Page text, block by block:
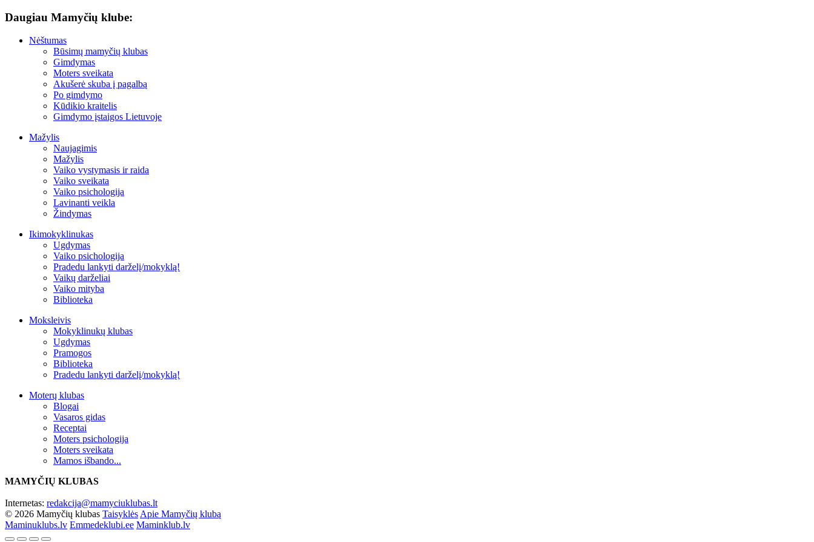
Daugiau Mamyčių klube:
Nėštumas
Būsimų mamyčių klubas
Gimdymas
Moters sveikata
Akušerė skuba į pagalbą
Po gimdymo
Kūdikio kraitelis
Gimdymo įstaigos Lietuvoje
Mažylis
Naujagimis
Mažylis
Vaiko vystymasis ir raida
Vaiko sveikata
Vaiko psichologija
Lavinanti veikla
Žindymas
Ikimokyklinukas
Ugdymas
Vaiko psichologija
Pradedu lankyti darželį/mokyklą!
Vaikų darželiai
Vaiko mityba
Biblioteka
Moksleivis
Mokyklinukų klubas
Ugdymas
Pramogos
Biblioteka
Pradedu lankyti darželį/mokyklą!
Moterų klubas
Blogai
Vasaros gidas
Receptai
Moters psichologija
Moters sveikata
Mamos išbando...
MAMYČIŲ KLUBAS
Internetas: redakcija@mamyciuklubas.lt
© 2026 Mamyčių klubas Taisyklės Apie Mamyčių klubą
Maminuklubs.lv Emmedeklubi.ee Maminklub.lv